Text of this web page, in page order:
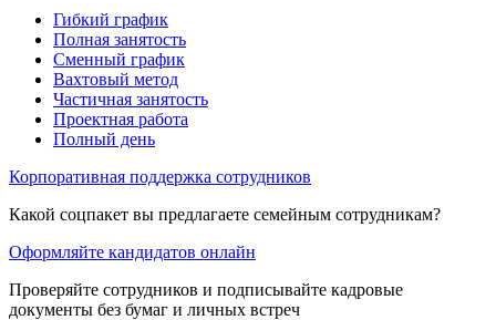
Гибкий график
Полная занятость
Сменный график
Вахтовый метод
Частичная занятость
Проектная работа
Полный день
Корпоративная поддержка сотрудников
Какой соцпакет вы предлагаете семейным сотрудникам?
Оформляйте кандидатов онлайн
Проверяйте сотрудников и подписывайте кадровые
документы без бумаг и личных встреч